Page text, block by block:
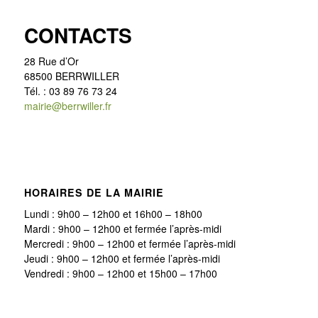
CONTACTS
28 Rue d’Or
68500 BERRWILLER
Tél. : 03 89 76 73 24
mairie@berrwiller.fr
HORAIRES DE LA MAIRIE
Lundi : 9h00 – 12h00 et 16h00 – 18h00
Mardi : 9h00 – 12h00 et fermée l’après-midi
Mercredi : 9h00 – 12h00 et fermée l’après-midi
Jeudi : 9h00 – 12h00 et fermée l’après-midi
Vendredi : 9h00 – 12h00 et 15h00 – 17h00